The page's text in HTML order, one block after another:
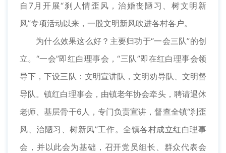
自7月开展“刹人情歪风，治婚丧陋习、树文明新
风”专项活动以来，一股文明新风吹进各村各户。
为什么效果这么好？主要归功于“一会三队”的创
立。“一会”即红白理事会，“三队”即在红白理事会领
导下，下设三队：文明宣讲队，文明劝导队、文明督
导队。镇红白理事会，由镇老年协会牵头，聘请退休
老师、基层骨干6人，专门负责宣讲，督查全镇“刹歪
风、治陋习、树新风”工作。全镇各村成立红白理事
会，并以此会为基础，召开党员组长、群众代表会